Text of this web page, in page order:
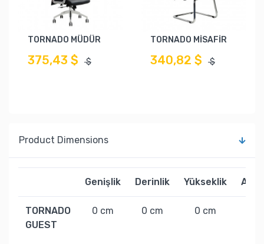
TORNADO MÜDÜR
375,43 $ $
TORNADO MİSAFİR
340,82 $ $
Product Dimensions
Genişlik Derinlik Yükseklik
TORNADO
GUEST
0 cm 0 cm 0 cm